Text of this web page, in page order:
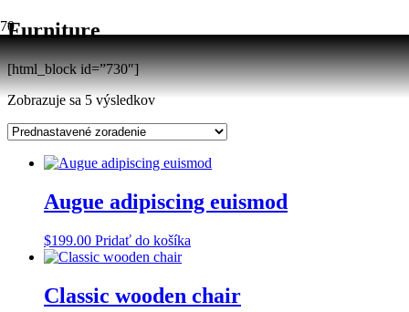
Furniture
[html_block id=”730″]
Zobrazuje sa 5 výsledkov
Augue adipiscing euismod
$199.00 Pridať do košíka
Classic wooden chair